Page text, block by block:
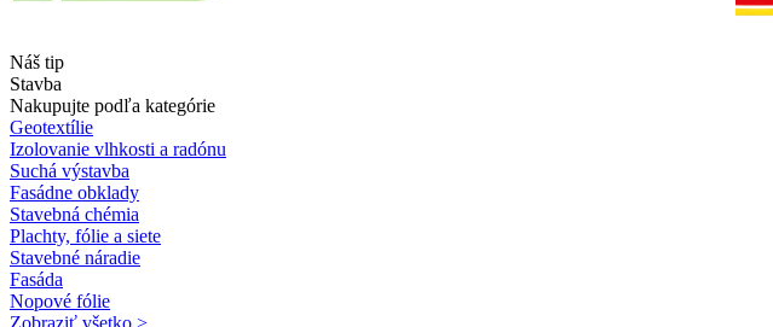
Náš tip
Stavba
Nakupujte podľa kategórie
Geotextílie
Izolovanie vlhkosti a radónu
Suchá výstavba
Fasádne obklady
Stavebná chémia
Plachty, fólie a siete
Stavebné náradie
Fasáda
Nopové fólie
Zobraziť všetko >